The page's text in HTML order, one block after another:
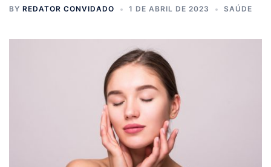
BY REDATOR CONVIDADO 1 DE ABRIL DE 2023 SAÚDE